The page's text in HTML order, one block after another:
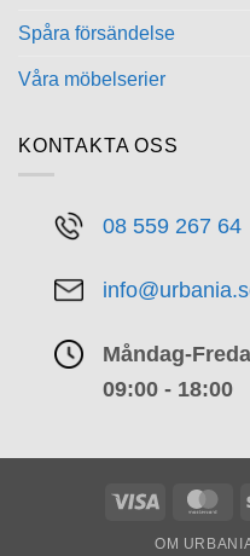
Spåra försändelse
Våra möbelserier
KONTAKTA OSS
08 559 267 64
Måndag-
09:00 - 18:00
Visa
OM